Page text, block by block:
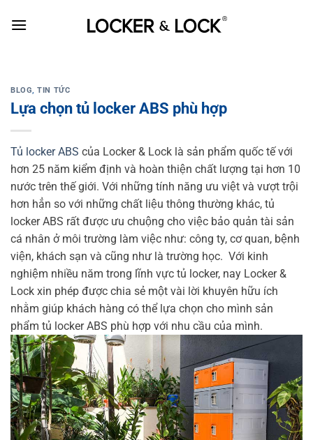
BLOG,TIN TỨC
Lựa chọn tủ locker ABS phù hợp
Tủ locker ABS của Locker & Lock là sản phẩm quốc tế với
hơn 25 năm kiểm định và hoàn thiện chất lượng tại hơn 10
nước trên thế giới. Với những tính năng ưu việt và vượt trội
hơn hẳn so với những chất liệu thông thường khác, tủ
locker ABS rất được ưu chuộng cho việc bảo quản tài sản
cá nhân ở môi trường làm việc như: công ty, cơ quan, bệnh
viện, khách sạn và cũng như là trường học. Với kinh
nghiệm nhiều năm trong lĩnh vực tủ locker, nay Locker &
Lock xin phép được chia sẻ một vài lời khuyên hữu ích
nhằm giúp khách hàng có thể lựa chọn cho mình sản
phẩm tủ locker ABS phù hợp với nhu cầu của mình.